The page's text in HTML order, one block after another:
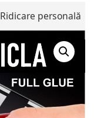
Ridicare personală